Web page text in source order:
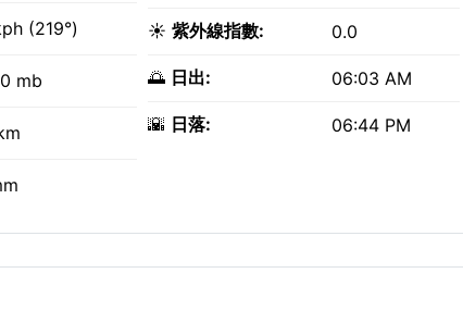
(219°)
mb
☀️ 紫外線指數: 0.0
🌅 日出: 06:03 AM
🌇 日落: 06:44 PM